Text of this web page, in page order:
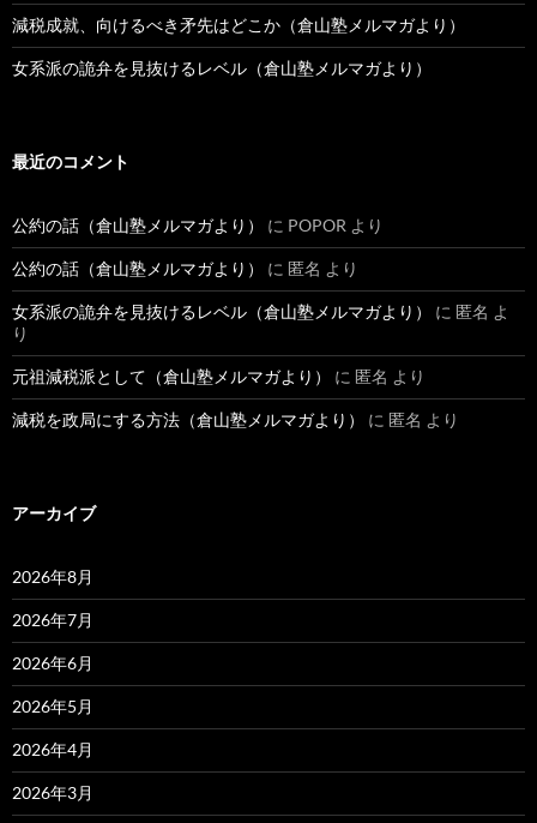
減税成就、向けるべき矛先はどこか（倉山塾メルマガより）
女系派の詭弁を見抜けるレベル（倉山塾メルマガより）
最近のコメント
公約の話（倉山塾メルマガより） に POPOR より
公約の話（倉山塾メルマガより） に 匿名 より
女系派の詭弁を見抜けるレベル（倉山塾メルマガより） に 匿名 よ
り
元祖減税派として（倉山塾メルマガより） に 匿名 より
減税を政局にする方法（倉山塾メルマガより） に 匿名 より
アーカイブ
2026年8月
2026年7月
2026年6月
2026年5月
2026年4月
2026年3月